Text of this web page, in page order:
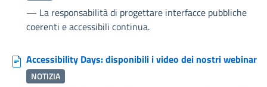
— La responsabilità di progettare interfacce pubbliche
coerenti e accessibili continua.
Accessibility Days: disponibili i video dei nostri webinar
NOTIZIA